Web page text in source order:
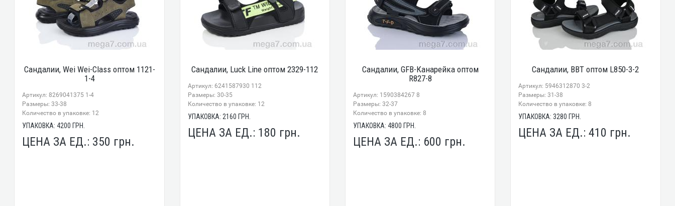
Сандалии, Wei Wei-Class оптом 1121-
1-4
Артикул: 8269041375 1-4
Размеры: 33-38
Количество в упаковке: 12
УПАКОВКА:4200 ГРН.
ЦЕНА ЗА ЕД.: 350 грн.
Сандалии, Luck Line оптом 2329-112
Артикул: 6241587930 112
Размеры: 30-35
Количество в упаковке: 12
УПАКОВКА: 2160 ГРН.
ЦЕНА ЗА ЕД.: 180 грн.
Сандалии, GFB-Канарейка оптом
R827-8
Артикул: 1590384267 8
Размеры: 32-37
Количество в упаковке: 8
УПАКОВКА: 4800 ГРН.
ЦЕНА ЗА ЕД.: 600 грн.
Сандалии, BBT оптом L850-3-2
Артикул: 5946312870 3-2
Размеры: 31-38
Количество в упаковке: 8
УПАКОВКА:3280 ГРН.
ЦЕНА ЗА ЕД.:410 грн.